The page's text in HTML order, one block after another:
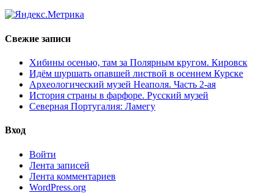
Свежие записи
Хибины осенью, там за Полярным кругом. Кировск
Идём шуршать опавшей листвой в осеннем Курске
Археологический музей Неаполя. Часть 2-ая
История страны в фарфоре. Русский музей
Северная Португалия: Ламегу
Вход
Войти
Лента записей
Лента комментариев
WordPress.org